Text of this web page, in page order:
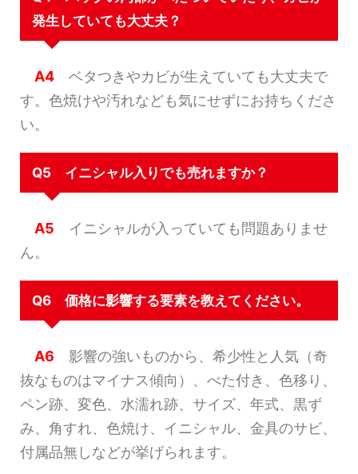
発生していても大丈夫？
A4 ベタつきやカビが生えていても大丈夫で
す。色焼けや汚れなども気にせずにお持ちくださ
い。
Q5 イニシャル入りでも売れますか？
A5 イニシャルが入っていても問題ありませ
ん。
Q6 価格に影響する要素を教えてください。
A6 影響の強いものから、希少性と人気（奇
抜なものはマイナス傾向）、べた付き、色移り、
ペン跡、変色、水濡れ跡、サイズ、年式、黒ず
み、角すれ、色焼け、イニシャル、金具のサビ、
付属品無しなどが挙げられます。